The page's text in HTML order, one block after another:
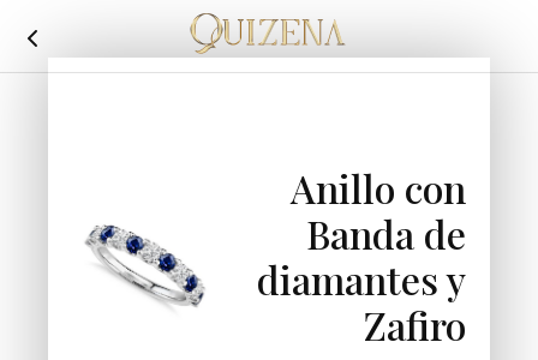
Joyería
Anillo con
Banda de
diamantes y
Zafiro